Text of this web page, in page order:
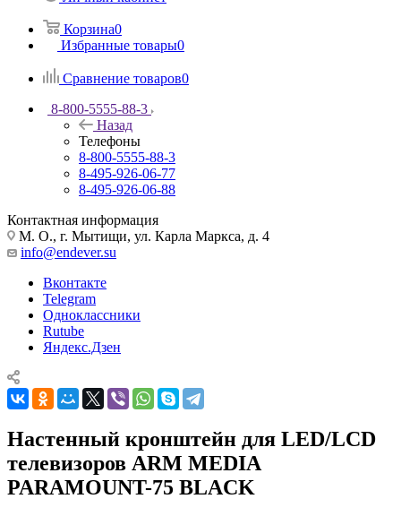
Корзина0
Избранные товары0
Сравнение товаров0
8-800-5555-88-3
Назад
Телефоны
8-800-5555-88-3
8-495-926-06-77
8-495-926-06-88
Контактная информация
М. О., г. Мытищи, ул. Карла Маркса, д. 4
info@endever.su
Вконтакте
Telegram
Одноклассники
Rutube
Яндекс.Дзен
Настенный кронштейн для LED/LCD
телевизоров ARM MEDIA
PARAMOUNT-75 BLACK